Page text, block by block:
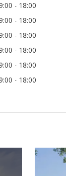
- 18:00
- 18:00
- 18:00
- 18:00
- 18:00
- 18:00